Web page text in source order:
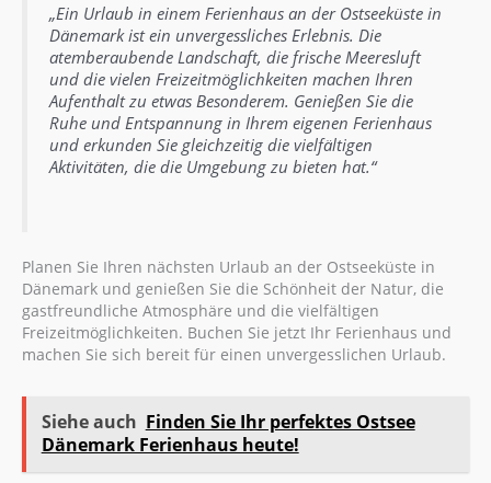
„Ein Urlaub in einem Ferienhaus an der Ostseeküste in
Dänemark ist ein unvergessliches Erlebnis. Die
atemberaubende Landschaft, die frische Meeresluft
und die vielen Freizeitmöglichkeiten machen Ihren
Aufenthalt zu etwas Besonderem. Genießen Sie die
Ruhe und Entspannung in Ihrem eigenen Ferienhaus
und erkunden Sie gleichzeitig die vielfältigen
Aktivitäten, die die Umgebung zu bieten hat.“
Planen Sie Ihren nächsten Urlaub an der Ostseeküste in
Dänemark und genießen Sie die Schönheit der Natur, die
gastfreundliche Atmosphäre und die vielfältigen
Freizeitmöglichkeiten. Buchen Sie jetzt Ihr Ferienhaus und
machen Sie sich bereit für einen unvergesslichen Urlaub.
Siehe auch Finden Sie Ihr perfektes Ostsee
Dänemark Ferienhaus heute!